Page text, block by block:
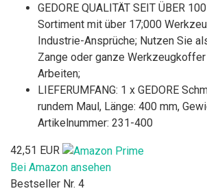
GEDORE QUALITÄT SEIT ÜBER
Sortiment mit über 17;000
Industrie-Ansprüche; Nutzen Sie
Zange oder ganze
Arbeiten;
LIEFERUMFANG: 1 x GEDORE
rundem Maul, Länge: 400 mm,
Artikelnummer: 231-400
42,51 EUR
Bei Amazon ansehen
Bestseller Nr. 4